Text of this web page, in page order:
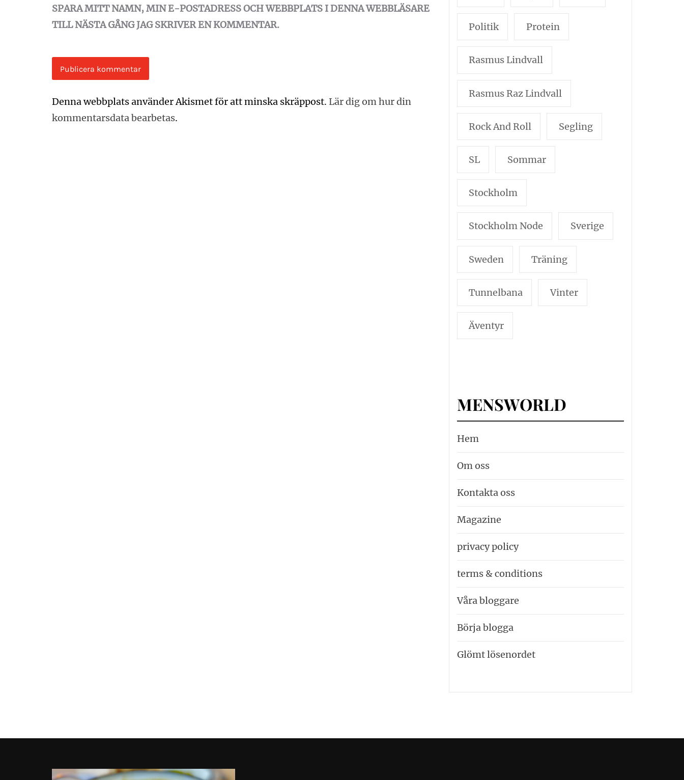
SPARA MITT NAMN, MIN E-POSTADRESS OCH WEBBPLATS I DENNA WEBBLÄSARE
TILL NÄSTA GÅNG JAG SKRIVER EN KOMMENTAR.
Denna webbplats använder Akismet för att minska skräppost. Lär dig om hur din
kommentarsdata bearbetas.
Politik Protein
Rasmus Lindvall
Rasmus Raz Lindvall
Rock And Roll Segling
SL Sommar
Stockholm
Stockholm Node Sverige
Sweden Träning
Tunnelbana Vinter
Äventyr
MENSWORLD
Hem
Om oss
Kontakta oss
Magazine
privacy policy
terms & conditions
Våra bloggare
Börja blogga
Glömt lösenordet